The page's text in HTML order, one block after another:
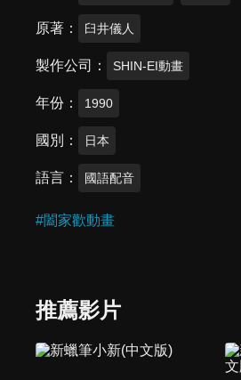
原著 臼井儀人
製作公司 SHIN-EI動畫
年份 1990
國別 日本
語言 國語配音
#闔家歡動畫
推薦影片